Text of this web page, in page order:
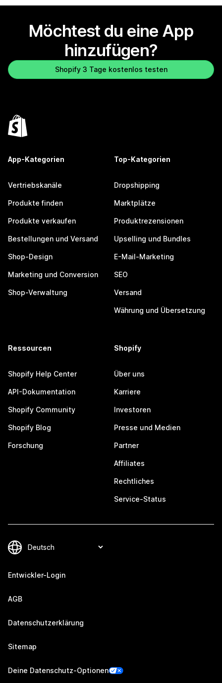
Möchtest du eine App
hinzufügen?
Shopify 3 Tage kostenlos testen
App-Kategorien
Vertriebskanäle
Produkte finden
Produkte verkaufen
Bestellungen und Versand
Shop-Design
Marketing und Conversion
Shop-Verwaltung
Top-Kategorien
Dropshipping
Marktplätze
Produktrezensionen
Upselling und Bundles
E-Mail-Marketing
SEO
Versand
Währung und Übersetzung
Ressourcen
Shopify Help Center
API-Dokumentation
Shopify Community
Shopify Blog
Forschung
Shopify
Über uns
Karriere
Investoren
Presse und Medien
Partner
Affiliates
Rechtliches
Service-Status
Entwickler-Login
AGB
Datenschutzerklärung
Sitemap
Deine Datenschutz-Optionen